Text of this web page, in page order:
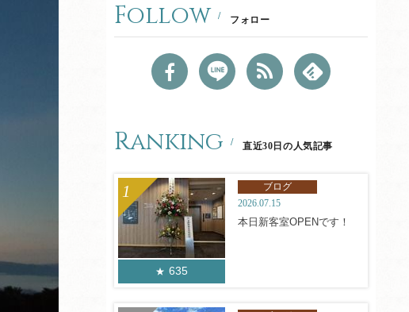
Follow フォロー
Ranking 直近30日の人気記事
635
ブログ
2026.07.15
本日新客室OPENです！